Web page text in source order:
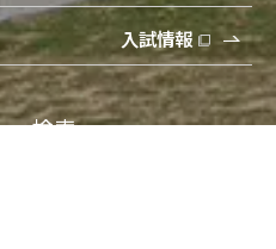
入試情報
検索